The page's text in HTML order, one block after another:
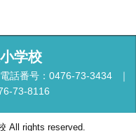
学校
電話番号：0476-73-3434
73-8116
All rights reserved.